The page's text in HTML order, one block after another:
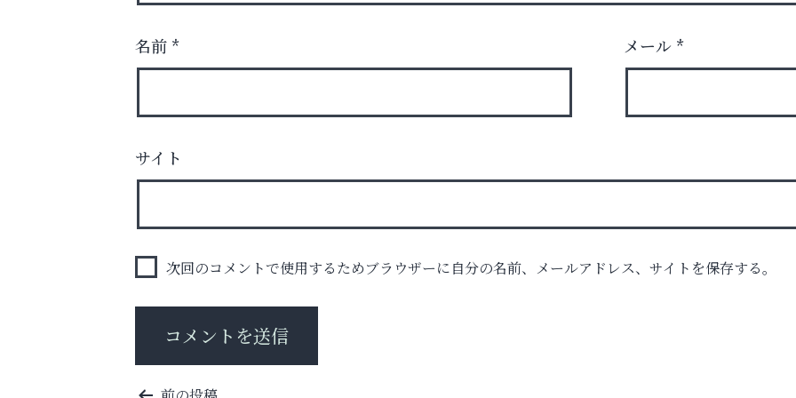
いわみ眼科
名前 * メール *
サイト
次回のコメントで使用するためブラウザーに自分の名前、メールアドレス、サイトを保存する。